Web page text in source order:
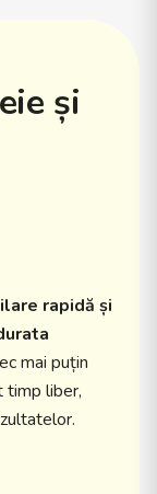
și
rapidă și
mai puțin
timp liber,